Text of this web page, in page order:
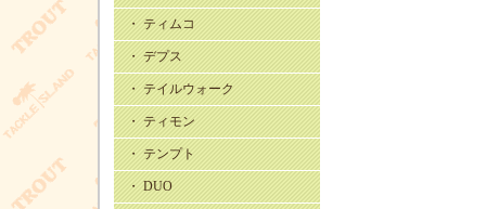
・ ティムコ
・ デプス
・ テイルウォーク
・ ティモン
・ テンプト
・ DUO